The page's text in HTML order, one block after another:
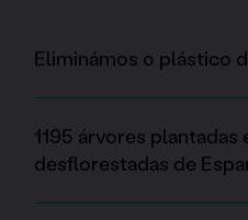
Eliminámos o plástico
1195 árvores plantadas
desflorestadas de